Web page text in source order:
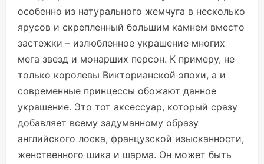
особенно из натурального жемчуга в несколько
ярусов и скрепленный большим камнем вместо
застежки – излюбленное украшение многих
мега звезд и монарших персон. К примеру, не
только королевы Викторианской эпохи, а и
современные принцессы обожают данное
украшение. Это тот аксессуар, который сразу
добавляет всему задуманному образу
английского лоска, французской изысканности,
женственного шика и шарма. Он может быть